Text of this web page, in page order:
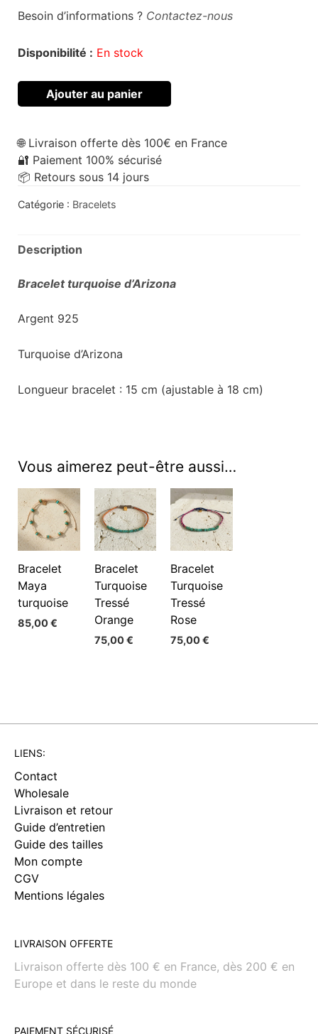
Besoin d’informations ? Contactez-nous
Disponibilité : En stock
Ajouter au panier
🌐 Livraison offerte dès 100€ en France
🔐 Paiement 100% sécurisé
📦 Retours sous 14 jours
Catégorie : Bracelets
Description
Bracelet turquoise d’Arizona
Argent 925
Turquoise d’Arizona
Longueur bracelet : 15 cm (ajustable à 18 cm)
Vous aimerez peut-être aussi…
Bracelet
Maya
turquoise
85,00€
Bracelet
Turquoise
Tressé
Orange
75,00€
Bracelet
Turquoise
Tressé
Rose
75,00€
LIENS:
Contact
Wholesale
Livraison et retour
Guide d’entretien
Guide des tailles
Mon compte
CGV
Mentions légales
LIVRAISON OFFERTE
Livraison offerte dès 100 € en France, dès 200 € en
Europe et dans le reste du monde
PAIEMENT SÉCURISÉ